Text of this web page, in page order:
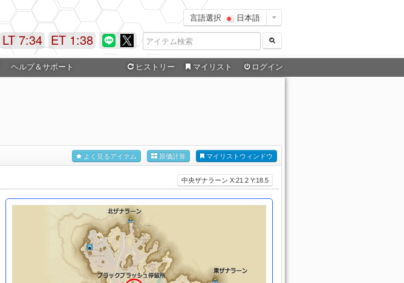
言語選択 日本語
ET 1:38
LT 7:34
ヘルプ＆サポート ヒストリー マイリスト ログイン
マイリストウィンドウ
原価計算
よく見るアイテム
中央ザナラーン X:21.2 Y:18.5